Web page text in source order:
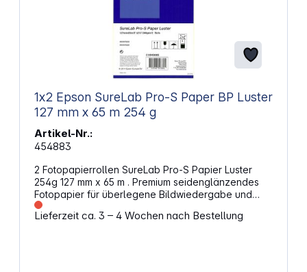
1x2 Epson SureLab Pro-S Paper BP Luster
127 mm x 65 m 254 g
Artikel-Nr.:
454883
2 Fotopapierrollen SureLab Pro-S Papier Luster
254g 127 mm x 65 m . Premium seidenglänzendes
Fotopapier für überlegene Bildwiedergabe und
großen Farbraum 2 Rollen a 127 mm x 65 m Gewicht
von 254 g/m² Dicke von 243 µm Seiden-glänzend /
Lieferzeit ca. 3 – 4 Wochen nach Bestellung